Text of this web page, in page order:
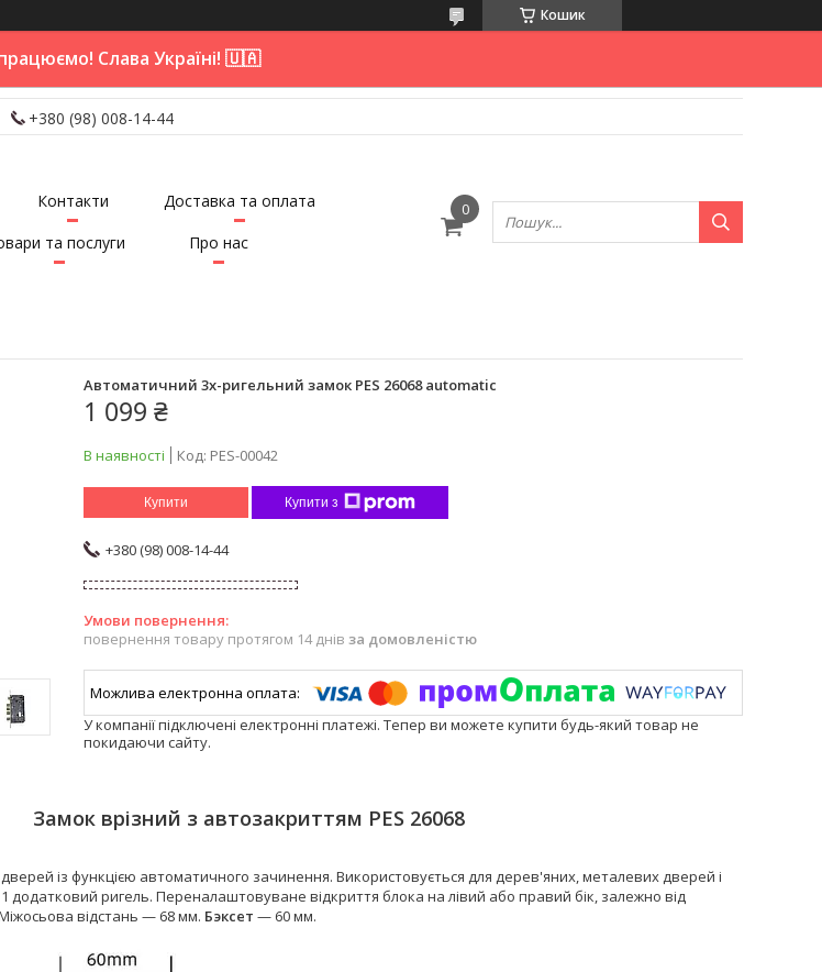
Кошик
Слава Україні! 🇺🇦
+380 (98) 008-14-44
Контакти
Доставка та оплата
та послуги
Про нас
Автоматичний 3х-ригельний замок PES 26068 automatic
1 099 ₴
В наявності Код: PES-00042
Купити Купити з
+380 (98) 008-14-44
повернення товару протягом 14 днів за домовленістю
У компанії підключені електронні платежі. Тепер ви можете купити будь-який товар не
покидаючи сайту.
Замок врізний з автозакриттям PES 26068
із функцією автоматичного зачинення. Використовується для дерев'яних, металевих дверей і
1 додатковий ригель. Переналаштовуване відкриття блока на лівий або правий бік, залежно від
відстань — 68 мм. Бэксет — 60 мм.